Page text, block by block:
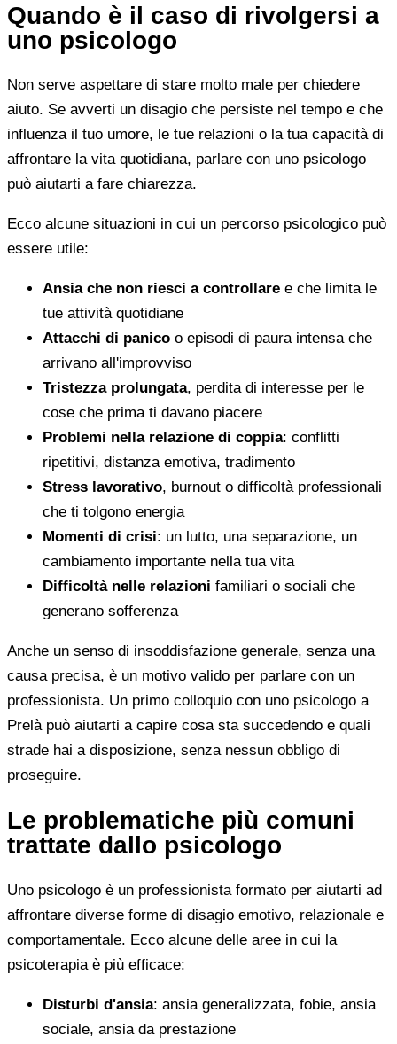
Quando è il caso di rivolgersi a
uno psicologo
Non serve aspettare di stare molto male per chiedere
aiuto. Se avverti un disagio che persiste nel tempo e che
influenza il tuo umore, le tue relazioni o la tua capacità di
affrontare la vita quotidiana, parlare con uno psicologo
può aiutarti a fare chiarezza.
Ecco alcune situazioni in cui un percorso psicologico può
essere utile:
Ansia che non riesci a controllare e che limita le
tue attività quotidiane
Attacchi di panico o episodi di paura intensa che
arrivano all'improvviso
Tristezza prolungata, perdita di interesse per le
cose che prima ti davano piacere
Problemi nella relazione di coppia: conflitti
ripetitivi, distanza emotiva, tradimento
Stress lavorativo, burnout o difficoltà professionali
che ti tolgono energia
Momenti di crisi: un lutto, una separazione, un
cambiamento importante nella tua vita
Difficoltà nelle relazioni familiari o sociali che
generano sofferenza
Anche un senso di insoddisfazione generale, senza una
causa precisa, è un motivo valido per parlare con un
professionista. Un primo colloquio con uno psicologo a
Prelà può aiutarti a capire cosa sta succedendo e quali
strade hai a disposizione, senza nessun obbligo di
proseguire.
Le problematiche più comuni
trattate dallo psicologo
Uno psicologo è un professionista formato per aiutarti ad
affrontare diverse forme di disagio emotivo, relazionale e
comportamentale. Ecco alcune delle aree in cui la
psicoterapia è più efficace:
Disturbi d'ansia: ansia generalizzata, fobie, ansia
sociale, ansia da prestazione